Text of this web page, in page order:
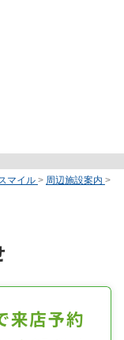
マイル > 周辺施設案内 >
来店予約